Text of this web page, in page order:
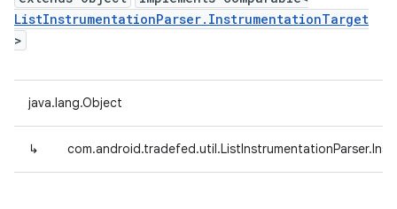
ListInstrumentationParser.InstrumentationTarget
>
java.lang.Object
↳